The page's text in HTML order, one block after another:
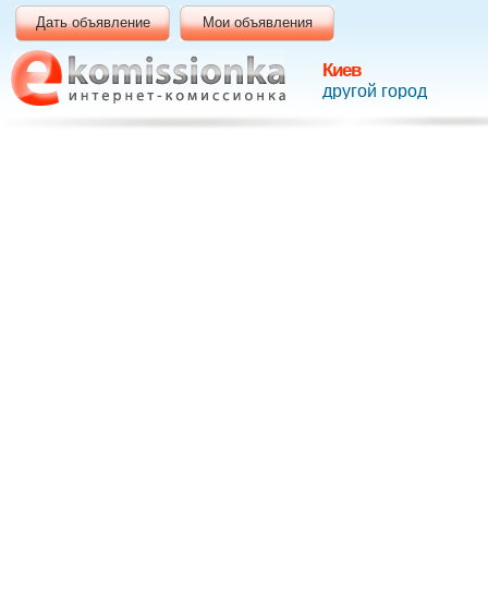
Киев
другой город
Дать объявление Мои объявления